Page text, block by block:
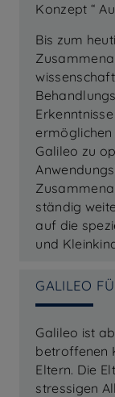
Konzept “
Bis zum
Galileo zu
ständig
auf die
und
GALILEO
Galileo ist
betroffenen
Eltern. Die
stressigen